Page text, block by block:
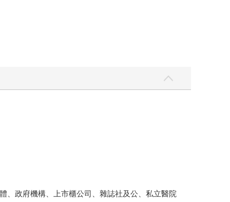
、政府機構、上市櫃公司、雜誌社及公、私立醫院